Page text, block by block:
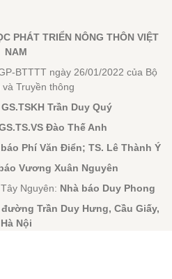
PHÁT TRIỂN NÔNG THÔN VIỆT
NAM
BTTTT ngày 26/01/2022 của Bộ
Truyền thông
GS.TSKH Trần Duy Quý
Đào Thế Anh
Phí Văn Điển; TS. Lê Thành Ý
Vương Xuân Nguyên
Nguyên: Nhà báo Duy Phong
Trần Duy Hưng, Cầu Giấy,
Hà Nội